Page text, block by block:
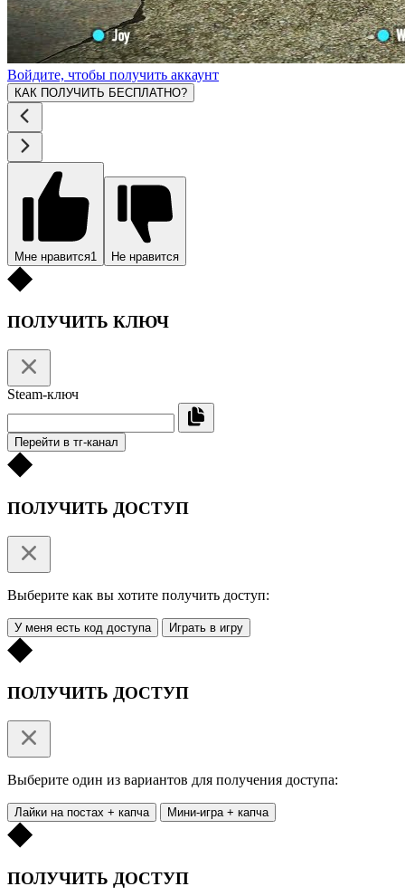
Войдите, чтобы получить аккаунт
КАК ПОЛУЧИТЬ БЕСПЛАТНО?
Мне нравится1 Не нравится
ПОЛУЧИТЬ КЛЮЧ
Steam-ключ
Перейти в тг-канал
ПОЛУЧИТЬ ДОСТУП
Выберите как вы хотите получить доступ:
У меня есть код доступа Играть в игру
ПОЛУЧИТЬ ДОСТУП
Выберите один из вариантов для получения доступа:
Лайки на постах + капча Мини-игра + капча
ПОЛУЧИТЬ ДОСТУП